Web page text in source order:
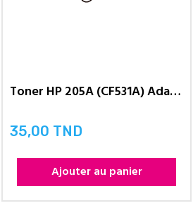
Toner HP 205A (CF531A) Adaptable...
Prix
35,00 TND
Ajouter au panier